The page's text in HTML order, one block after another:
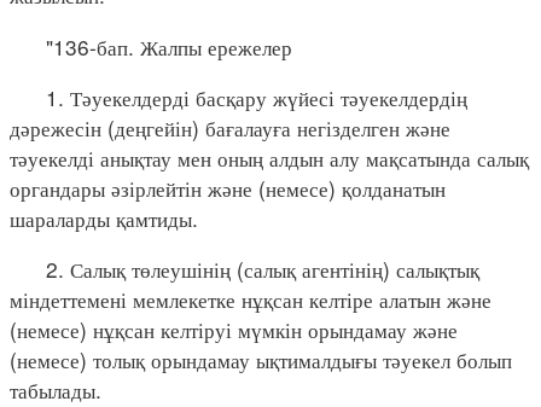
"136-бап. Жалпы ережелер
1. Тәуекелдерді басқару жүйесі тәуекелдердің
дәрежесін (деңгейін) бағалауға негізделген және
тәуекелді анықтау мен оның алдын алу мақсатында салық
органдары әзірлейтін және (немесе) қолданатын
шараларды қамтиды.
2. Салық төлеушінің (салық агентінің) салықтық
міндеттемені мемлекетке нұқсан келтіре алатын және
(немесе) нұқсан келтіруі мүмкін орындамау және
(немесе) толық орындамау ықтималдығы тәуекел болып
табылады.